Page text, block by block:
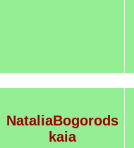
NataliaBogorods
kaia